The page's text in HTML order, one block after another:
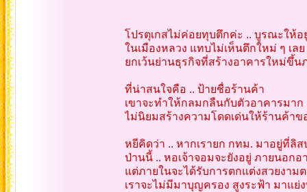
โปรตุเกสไม่ค่อยทุบตึกค่ะ .. บูรณะให้อ
ในเมืองหลวง แทบไม่เห็นตึกใหม่ ๆ เลย
ยกเว้นย่านธุรกิจที่สร้างอาคารใหม่ขึ้น
ที่น่าสนใจคือ .. ป้ายชื่อร้านค้า
เขาจะทำให้กลมกลืนกับตัวอาคารมาก
ไม่นิยมสร้างความโดดเด่นให้ร้านค้าข
หยีคิดว่า .. หากเรายก กทม. มาอยู่ที่ลิส
ป่านนี้ .. หอเจ้าจอมจะยังอยู่ ภายนอก
แต่ภายในจะได้รับการตกแต่งสวยงาม
เราจะไม่มีมาบุญครอง สูงระฟ้า มาแย่